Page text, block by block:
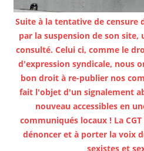
Suite à la tentative de censure
par la suspension de son site,
consulté. Celui ci, comme le
d'expression syndicale, nous
bon droit à re-publier nos
fait l'objet d'un signalement
nouveau accessibles en
communiqués locaux ! La
dénoncer et à porter la voix
sexistes et